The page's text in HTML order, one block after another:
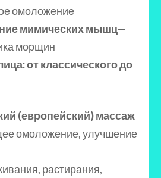
омоложение
мимических мышц—
морщин
от классического до
(европейский) массаж
омоложение, улучшение
растирания,